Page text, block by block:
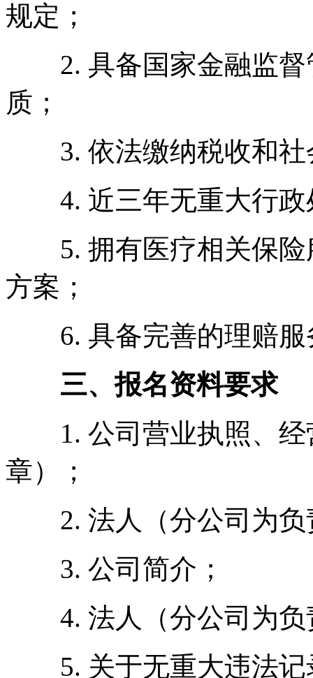
规定；
2. 具备国家金融监督
质；
3. 依法缴纳税收和社
4. 近三年无重大行政
5. 拥有医疗相关保险
方案；
6. 具备完善的理赔服
三、报名资料要求
1. 公司营业执照、经
章）；
2. 法人（分公司为负
3. 公司简介；
4. 法人（分公司为负
5. 关于无重大违法记